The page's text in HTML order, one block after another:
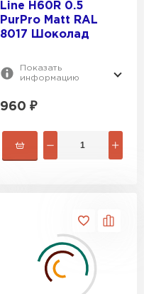
Line H60R 0.5
PurPro Matt RAL
8017 Шоколад
Показать
информацию
960 ₽